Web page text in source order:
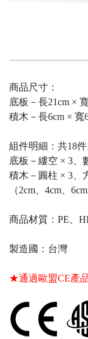
商品尺寸：
底板－長21cm ×
積木－長6cm × 寬
組件明細：共18件
底板－縷空 × 3、
積木－圓柱 × 3、
（2cm、4cm、
商品材質：PE、
製造國：台灣
★通過歐盟CE產